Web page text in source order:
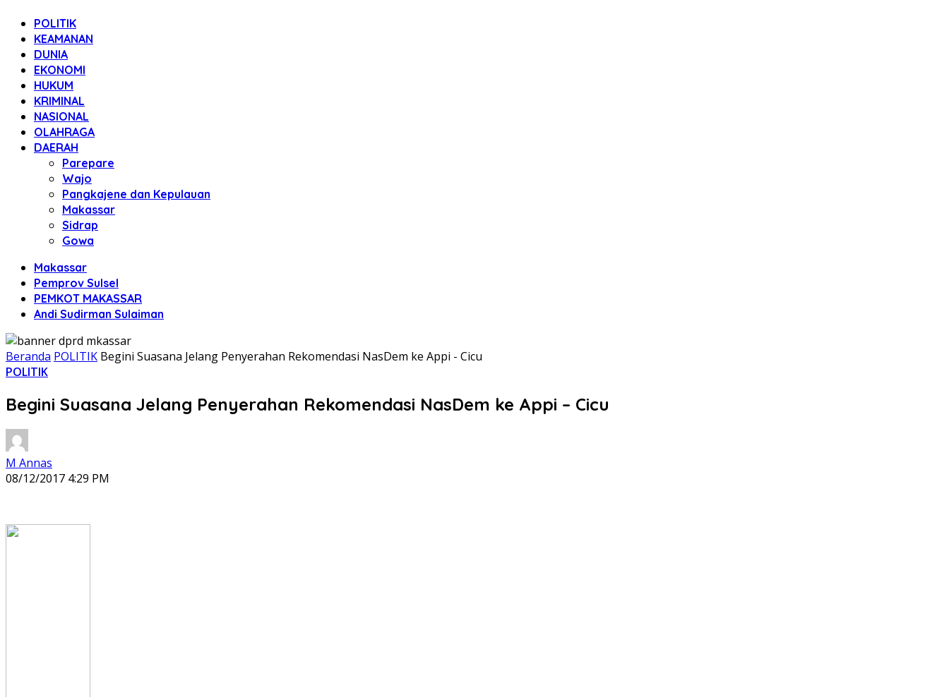
POLITIK
KEAMANAN
DUNIA
EKONOMI
HUKUM
KRIMINAL
NASIONAL
OLAHRAGA
DAERAH
Parepare
Wajo
Pangkajene dan Kepulauan
Makassar
Sidrap
Gowa
Makassar
Pemprov Sulsel
PEMKOT MAKASSAR
Andi Sudirman Sulaiman
Beranda POLITIK Begini Suasana Jelang Penyerahan Rekomendasi NasDem ke Appi - Cicu
POLITIK
Begini Suasana Jelang Penyerahan Rekomendasi NasDem ke Appi – Cicu
M Annas
08/12/2017 4:29 PM